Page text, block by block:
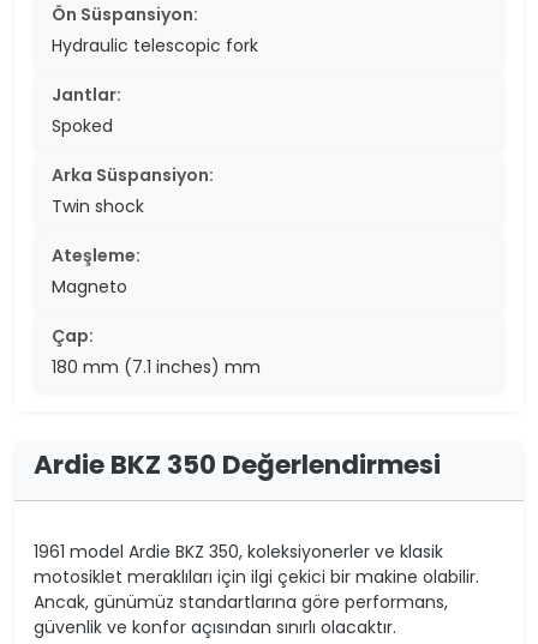
Ön Süspansiyon:
Hydraulic telescopic fork
Jantlar:
Spoked
Arka Süspansiyon:
Twin shock
Ateşleme:
Magneto
Çap:
180 mm (7.1 inches) mm
Ardie BKZ 350 Değerlendirmesi
1961 model Ardie BKZ 350, koleksiyonerler ve klasik
motosiklet meraklıları için ilgi çekici bir makine olabilir.
Ancak, günümüz standartlarına göre performans,
güvenlik ve konfor açısından sınırlı olacaktır.